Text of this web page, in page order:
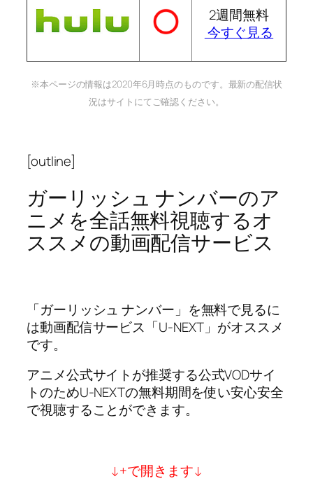
2週間無料
今すぐ見る
※本ページの情報は2020年6月時点のものです。最新の配信状
況はサイトにてご確認ください。
[outline]
ガーリッシュ ナンバーのア
ニメを全話無料視聴するオ
ススメの動画配信サービス
「ガーリッシュ ナンバー」を無料で見るに
は動画配信サービス「U-NEXT」がオススメ
です。
アニメ公式サイトが推奨する公式VODサイ
トのためU-NEXTの無料期間を使い安心安全
で視聴することができます。
↓+で開きます↓